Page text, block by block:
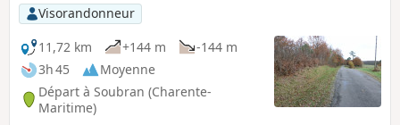
Visorandonneur
11,72 km
+144 m
-144 m
3h 45
Moyenne
Départ à Soubran (Charente-
Maritime)